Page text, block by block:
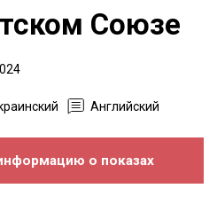
Союзе
Английский
о показах